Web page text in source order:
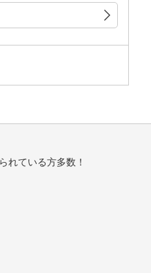
れている方多数！